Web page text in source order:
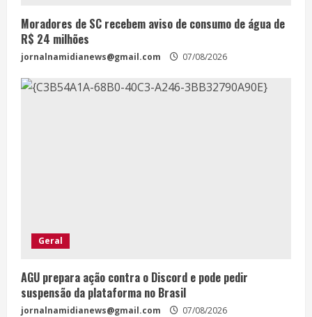
Moradores de SC recebem aviso de consumo de água de
R$ 24 milhões
jornalnamidianews@gmail.com 07/08/2026
Geral
AGU prepara ação contra o Discord e pode pedir
suspensão da plataforma no Brasil
jornalnamidianews@gmail.com 07/08/2026